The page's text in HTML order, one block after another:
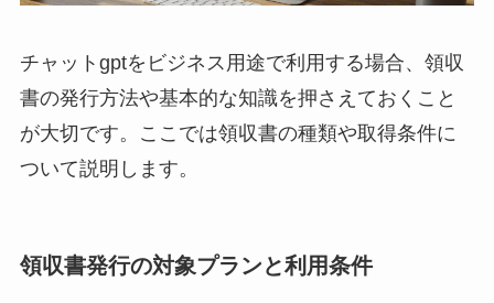
チャットgptをビジネス用途で利用する場合、領収
書の発行方法や基本的な知識を押さえておくこと
が大切です。ここでは領収書の種類や取得条件に
ついて説明します。
領収書発行の対象プランと利用条件